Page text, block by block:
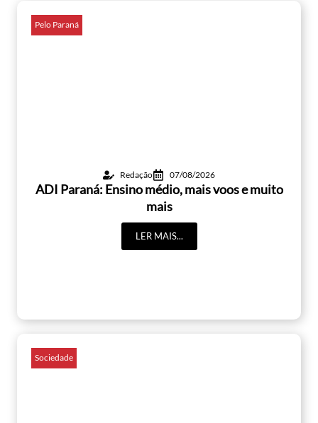
Pelo Paraná
Redação 07/08/2026
ADI Paraná: Ensino médio, mais voos e muito
mais
LER MAIS...
Sociedade